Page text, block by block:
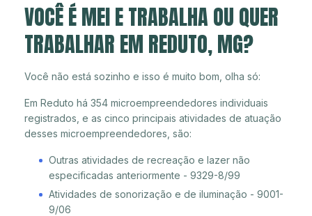
VOCÊ É MEI E TRABALHA OU QUER
TRABALHAR EM REDUTO, MG?
Você não está sozinho e isso é muito bom, olha só:
Em Reduto há 354 microempreendedores individuais
registrados, e as cinco principais atividades de atuação
desses microempreendedores, são:
Outras atividades de recreação e lazer não
especificadas anteriormente - 9329-8/99
Atividades de sonorização e de iluminação - 9001-
9/06